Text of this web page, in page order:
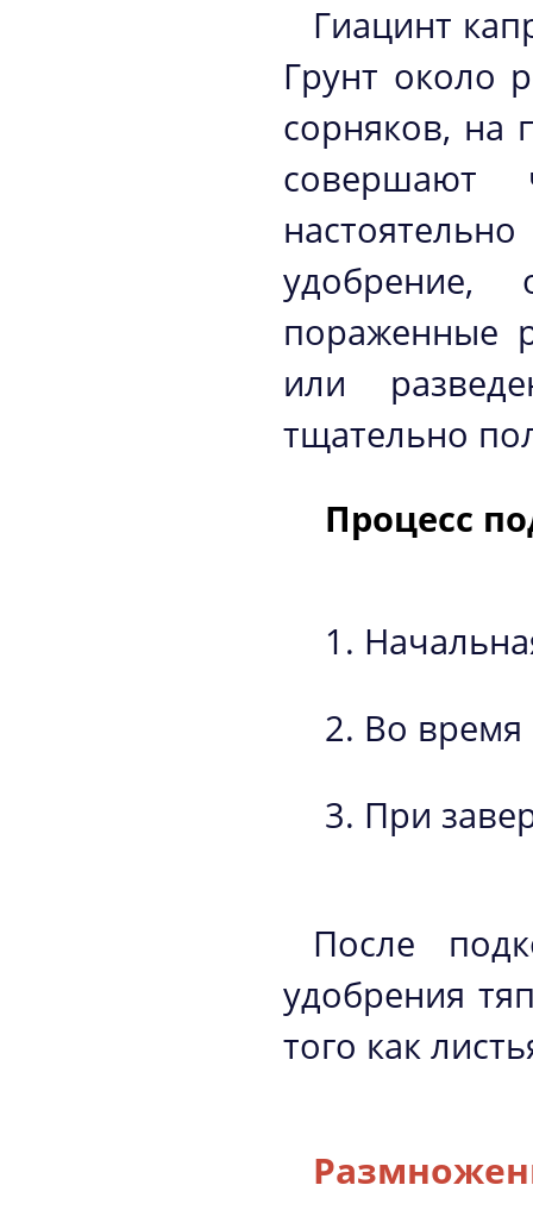
Гиацинт
Грунт около
сорняков, на
удобрение,
пораженные
или
тщательно
Процесс
Во время
При
После
удобрения
того как